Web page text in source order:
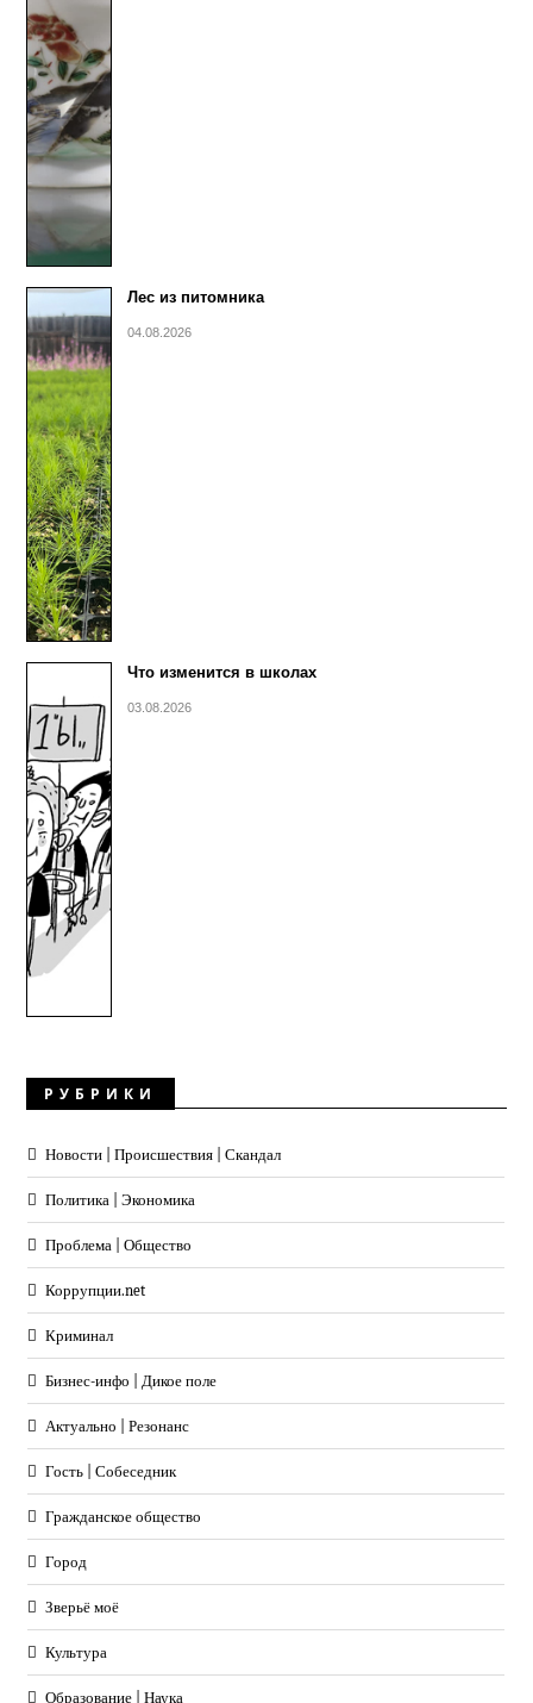
Лес из питомника
04.08.2026
Что изменится в школах
03.08.2026
РУБРИКИ
Новости | Происшествия | Скандал
Политика | Экономика
Проблема | Общество
Коррупции.net
Криминал
Бизнес-инфо | Дикое поле
Актуально | Резонанс
Гость | Собеседник
Гражданское общество
Город
Зверьё моё
Культура
Образование | Наука